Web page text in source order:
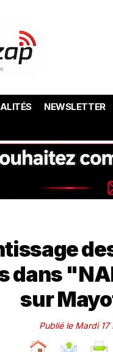
NEWSLETTER
dans
sur
Publié le Mardi